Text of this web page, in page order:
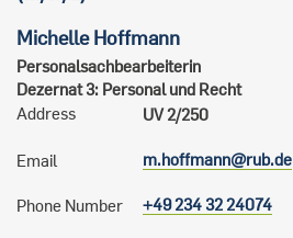
Michelle Hoffmann
Personalsachbearbeiterin
Dezernat 3: Personal und Recht
Address
UV 2/250
Email m.hoffmann@rub.de
Phone Number +49 234 32 24074